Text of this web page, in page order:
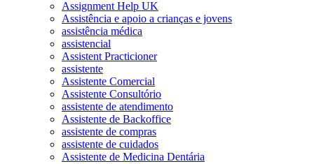
Assignment Help UK
Assistência e apoio a crianças e jovens
assistência médica
assistencial
Assistent Practicioner
assistente
Assistente Comercial
Assistente Consultório
assistente de atendimento
Assistente de Backoffice
assistente de compras
assistente de cuidados
Assistente de Medicina Dentária